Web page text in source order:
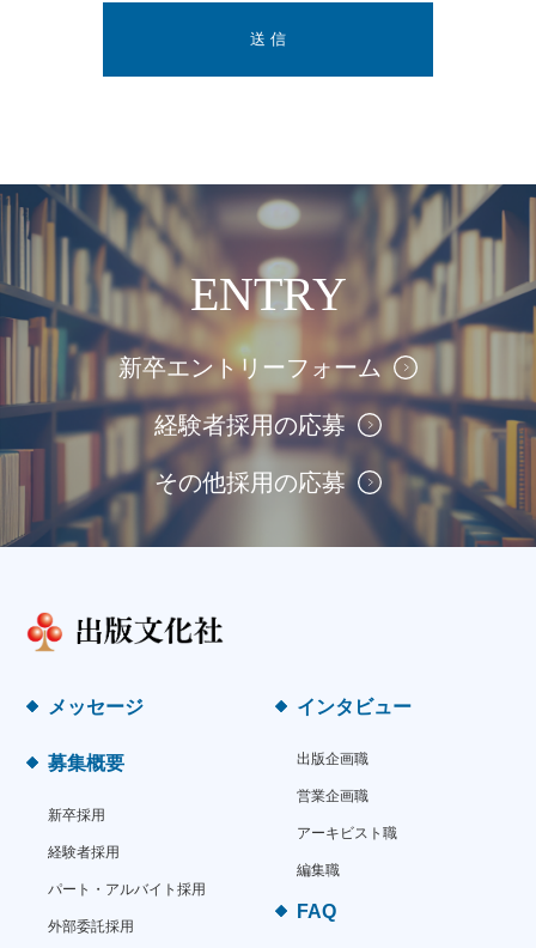
ENTRY
新卒エントリーフォーム
経験者採用の応募
その他採用の応募
メッセージ
募集概要
新卒採用
経験者採用
パート・アルバイト採用
外部委託採用
インタビュー
出版企画職
営業企画職
アーキビスト職
編集職
FAQ